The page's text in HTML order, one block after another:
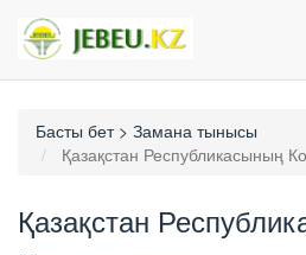
Басты бет> Замана тынысы
Қазақстан Республикасының
Қазақстан